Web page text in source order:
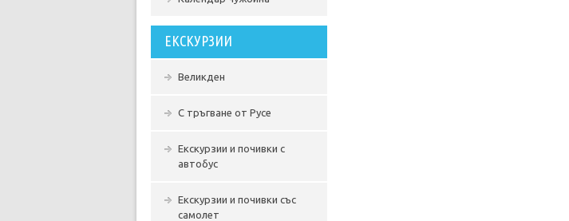
ЕКСКУРЗИИ
Великден
С тръгване от Русе
Екскурзии и почивки с
автобус
Екскурзии и почивки със
самолет